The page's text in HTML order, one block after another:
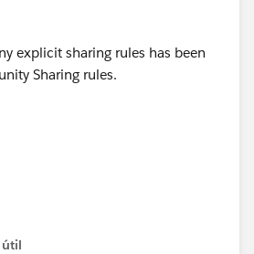
explicit sharing rules has been
Sharing rules.
útil